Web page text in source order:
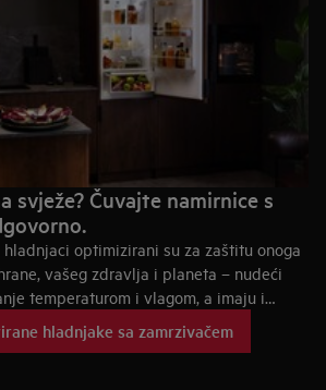
svježe? Čuvajte namirnice s
optimizirani su za zaštitu onoga
vašeg zdravlja i planeta – nudeći
temperaturom i vlagom, a imaju i
hranu u odvojenim pretincima.
hladnjake sa zamrzivačem